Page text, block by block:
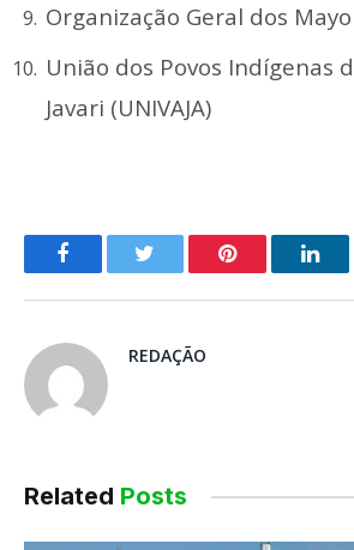
Organização Geral dos
União dos Povos Indígenas
Javari (UNIVAJA)
o
Pinterest
REDAÇÃO
Related Posts